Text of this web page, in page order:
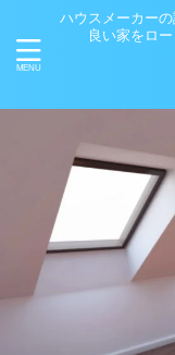
ハウスメーカー
良い家をロ